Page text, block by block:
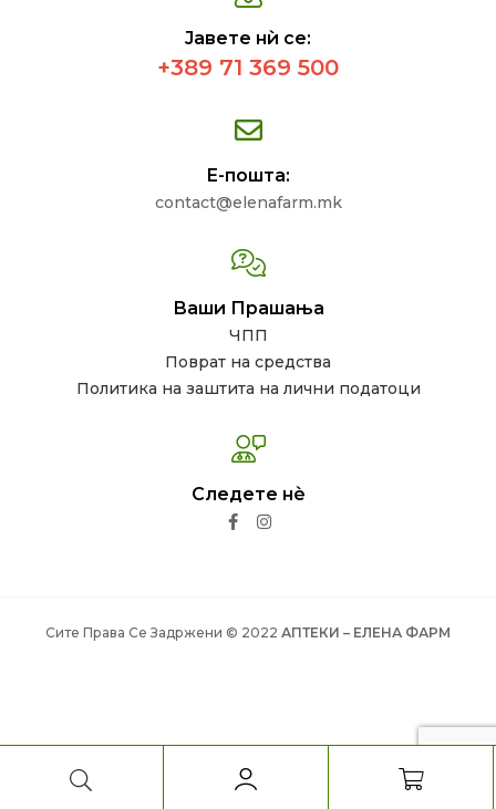
Јавете нѝ се:
+389 71 369 500
Е-пошта:
contact@elenafarm.mk
Ваши Прашања
ЧПП
Поврат на средства
Политика на заштита на лични податоци
Следете нѐ
Сите Права Се Задржени © 2022 АПТЕКИ – ЕЛЕНА ФАРМ